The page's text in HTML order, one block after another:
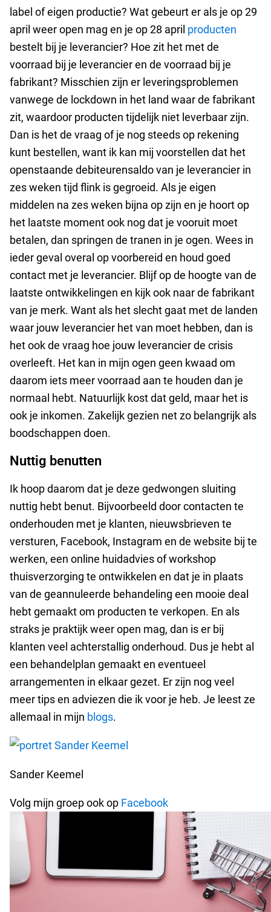
label of eigen productie? Wat gebeurt er als je op 29
april weer open mag en je op 28 april producten
bestelt bij je leverancier? Hoe zit het met de
voorraad bij je leverancier en de voorraad bij je
fabrikant? Misschien zijn er leveringsproblemen
vanwege de lockdown in het land waar de fabrikant
zit, waardoor producten tijdelijk niet leverbaar zijn.
Dan is het de vraag of je nog steeds op rekening
kunt bestellen, want ik kan mij voorstellen dat het
openstaande debiteurensaldo van je leverancier in
zes weken tijd flink is gegroeid. Als je eigen
middelen na zes weken bijna op zijn en je hoort op
het laatste moment ook nog dat je vooruit moet
betalen, dan springen de tranen in je ogen. Wees in
ieder geval overal op voorbereid en houd goed
contact met je leverancier. Blijf op de hoogte van de
laatste ontwikkelingen en kijk ook naar de fabrikant
van je merk. Want als het slecht gaat met de landen
waar jouw leverancier het van moet hebben, dan is
het ook de vraag hoe jouw leverancier de crisis
overleeft. Het kan in mijn ogen geen kwaad om
daarom iets meer voorraad aan te houden dan je
normaal hebt. Natuurlijk kost dat geld, maar het is
ook je inkomen. Zakelijk gezien net zo belangrijk als
boodschappen doen.
Nuttig benutten
Ik hoop daarom dat je deze gedwongen sluiting
nuttig hebt benut. Bijvoorbeeld door contacten te
onderhouden met je klanten, nieuwsbrieven te
versturen, Facebook, Instagram en de website bij te
werken, een online huidadvies of workshop
thuisverzorging te ontwikkelen en dat je in plaats
van de geannuleerde behandeling een mooie deal
hebt gemaakt om producten te verkopen. En als
straks je praktijk weer open mag, dan is er bij
klanten veel achterstallig onderhoud. Dus je hebt al
een behandelplan gemaakt en eventueel
arrangementen in elkaar gezet. Er zijn nog veel
meer tips en adviezen die ik voor je heb. Je leest ze
allemaal in mijn blogs.
Sander Keemel
Volg mijn groep ook op Facebook